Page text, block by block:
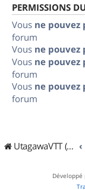
PERMISSIONS
Vous ne pouvez
forum
Vous ne pouvez
Vous ne pouvez
forum
Vous ne pouvez
forum
UtagawaVTT (Randos VTT et VTTAE avec traces GPS)
Développé